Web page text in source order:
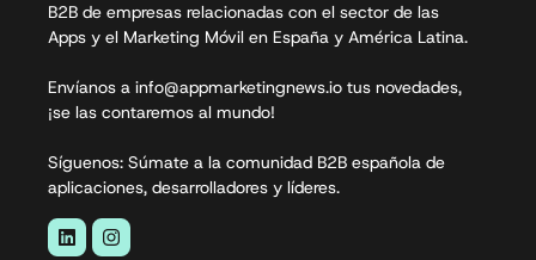
B2B de empresas relacionadas con el sector de las
Apps y el Marketing Móvil en España y América Latina.
Envíanos a info@appmarketingnews.io tus novedades,
¡se las contaremos al mundo!
Síguenos: Súmate a la comunidad B2B española de
aplicaciones, desarrolladores y líderes.